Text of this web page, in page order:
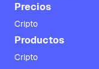
Precios
Cripto
Productos
Cripto